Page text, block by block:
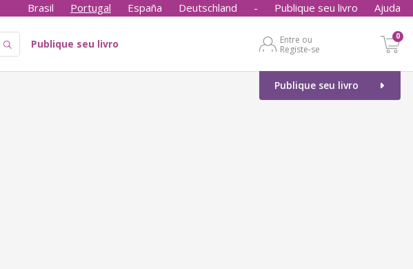
Brasil Portugal España Deutschland - Publique seu livro Ajuda
Publique seu livro
Entre ou
Registe-se
0
Publique seu livro